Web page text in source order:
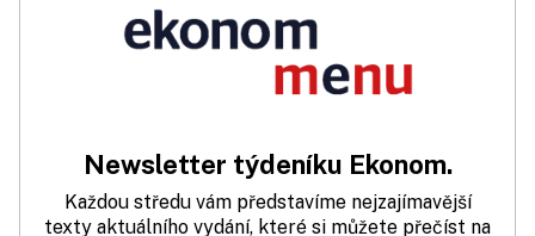
Newsletter týdeníku Ekonom.
Každou středu vám představíme nejzajímavější
texty aktuálního vydání, které si můžete přečíst na